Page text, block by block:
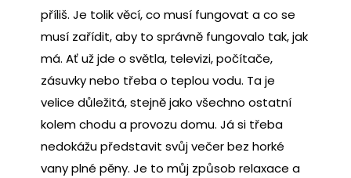
příliš. Je tolik věcí, co musí fungovat a co se
musí zařídit, aby to správně fungovalo tak, jak
má. Ať už jde o světla, televizi, počítače,
zásuvky nebo třeba o teplou vodu. Ta je
velice důležitá, stejně jako všechno ostatní
kolem chodu a provozu domu. Já si třeba
nedokážu představit svůj večer bez horké
vany plné pěny. Je to můj způsob relaxace a